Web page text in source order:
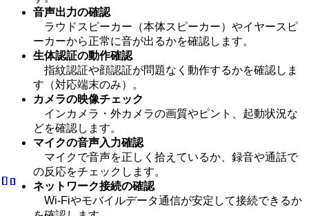
音声出力の確認
ラウドスピーカー（本体スピーカー）やイヤースピ
ーカーから正常に音が出るかを確認します。
生体認証の動作確認
指紋認証や顔認証が問題なく動作するかを確認しま
す（対応端末のみ）。
カメラの映像チェック
インカメラ・外カメラの画質やピント、起動状況な
どを確認します。
マイクの音声入力確認
マイクで音声を正しく拾えているか、録音や通話で
の反応をチェックします。
ネットワーク接続の確認
Wi-Fiやモバイルデータ通信が安定して接続できるか